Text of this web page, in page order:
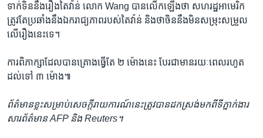
ទាក់ទិន​នឹង​រឿង​តៃវ៉ាន់ លោក Wang បាន​លើកឡើង​ថា សហរដ្ឋ​អាមេរិក​
ត្រូវតែ​ប្រឆាំង​នឹង​ឯករាជ្យ​ភាព​របស់​តៃវ៉ាន់ និង​ថា​ចិន​នឹង​មិន​សម្រុះសម្រួល​
លើ​រឿង​នេះ​ទេ។
ការ​ពិភាក្សា​ដែល​បាន​គ្រោង​ធ្វើ​តែ ២ ម៉ោង​នេះ បែរ​ជា​មាន​រយៈពេល​រហូត​
ដល់​ទៅ ៣ ម៉ោង៕
ព័ត៌មាន​ខ្លះ​សម្រាប់​សេចក្ដី​រាយការណ៍​នេះ​ត្រូវ​បាន​ដកស្រង់​មកពី​ទីភ្នាក់ងារ​
សារព័ត៌មាន AFP និង​ Reuters។